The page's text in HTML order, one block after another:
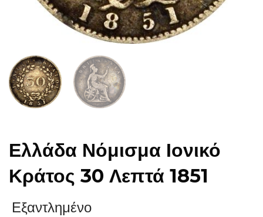
Ελλάδα Νόμισμα Ιονικό
Κράτος 30 Λεπτά 1851
Εξαντλημένο